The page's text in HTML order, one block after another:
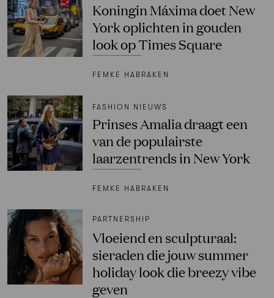
Koningin Máxima doet New
York oplichten in gouden
look op Times Square
FEMKE HABRAKEN
FASHION NIEUWS
Prinses Amalia draagt een
van de populairste
laarzentrends in New York
FEMKE HABRAKEN
PARTNERSHIP
Vloeiend en sculpturaal:
sieraden die jouw summer
holiday look die breezy vibe
geven